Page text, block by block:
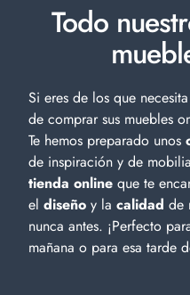
Todo
Si eres de los que
de comprar sus muebles
Te hemos preparado unos
de inspiración y de
tienda online que te
el diseño y la calidad de
nunca antes. ¡Perfecto
mañana o para esa tarde